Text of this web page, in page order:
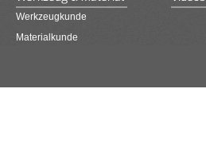
Werkzeugkunde
Materialkunde